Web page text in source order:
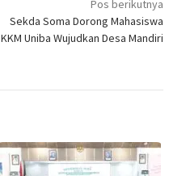
Pos berikutnya
Sekda Soma Dorong Mahasiswa
KKM Uniba Wujudkan Desa Mandiri